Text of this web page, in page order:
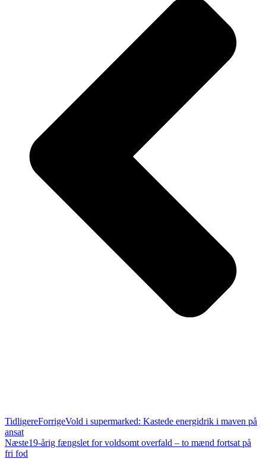
TidligereForrigeVold i supermarked: Kastede energidrik i maven på
ansat
Næste19-årig fængslet for voldsomt overfald – to mænd fortsat på
fri fod